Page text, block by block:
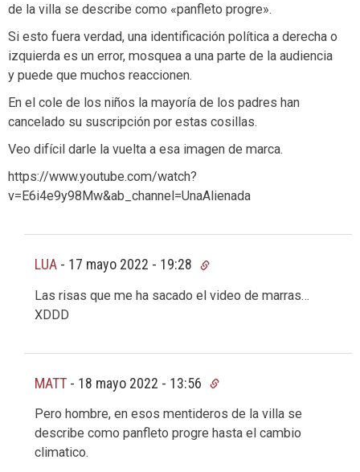
de la villa se describe como «panfleto progre».
Si esto fuera verdad, una identificación política a derecha o
izquierda es un error, mosquea a una parte de la audiencia
y puede que muchos reaccionen.
En el cole de los niños la mayoría de los padres han
cancelado su suscripción por estas cosillas.
Veo difícil darle la vuelta a esa imagen de marca.
https://www.youtube.com/watch?
v=E6i4e9y98Mw&ab_channel=UnaAlienada
LUA - 17 mayo 2022 - 19:28
Las risas que me ha sacado el video de marras…
XDDD
MATT - 18 mayo 2022 - 13:56
Pero hombre, en esos mentideros de la villa se
describe como panfleto progre hasta el cambio
climatico.